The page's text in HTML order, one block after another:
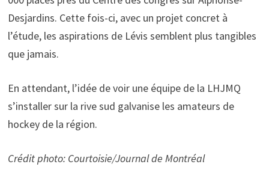
Desjardins. Cette fois-ci, avec un projet concret à
l’étude, les aspirations de Lévis semblent plus tangibles
que jamais.
En attendant, l’idée de voir une équipe de la LHJMQ
s’installer sur la rive sud galvanise les amateurs de
hockey de la région.
Crédit photo: Courtoisie/Journal de Montréal